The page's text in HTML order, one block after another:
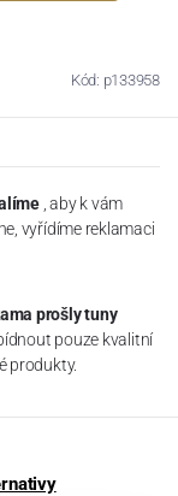
Kód: p133958
, aby k vám
vyřídíme reklamaci
prošly tuny
pouze kvalitní
produkty.